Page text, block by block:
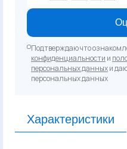
Подтверждаю что
конфиденциальности и
персональных данныхи
персональных данных
Характеристики